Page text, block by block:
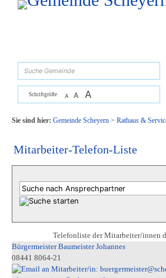
Zum Inhalt, zur Navigationoder zur Startseite
Schriftgröße A A A
Sie sind hier: Gemeinde Scheyern> Rathaus &
Mitarbeiter-Telefon-Liste
Telefonliste der Mitarbeiter/innen
Bürgermeister Baumeister Johannes
08441 8064-21